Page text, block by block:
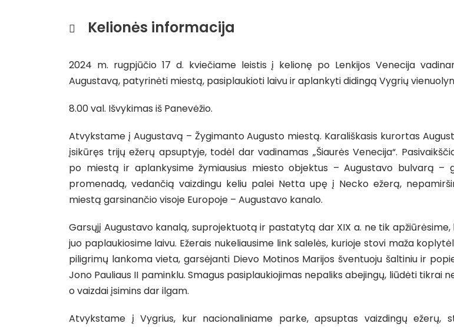
Kelionės informacija
2024 m. rugpjūčio 17 d. kviečiame leistis į kelionę po Lenkijos Venecija
Augustavą, patyrinėti miestą, pasiplaukioti laivu ir aplankyti didingą Vygrių
8.00 val. Išvykimas iš Panevėžio.
Atvykstame į Augustavą – Žygimanto Augusto miestą. Karališkasis kurortas
įsikūręs trijų ežerų apsuptyje, todėl dar vadinamas „Šiaurės Venecija“.
po miestą ir aplankysime žymiausius miesto objektus – Augustavo bulvarą –
promenadą, vedančią vaizdingu keliu palei Netta upę į Necko ežerą,
miestą garsinančio visoje Europoje – Augustavo kanalo.
Garsųjį Augustavo kanalą, suprojektuotą ir pastatytą dar XIX a. ne tik
juo paplaukiosime laivu. Ežerais nukeliausime link salelės, kurioje stovi maža
piligrimų lankoma vieta, garsėjanti Dievo Motinos Marijos šventuoju šaltiniu ir
Jono Pauliaus II paminklu. Smagus pasiplaukiojimas nepaliks abejingų, liūdėti tikrai
o vaizdai įsimins dar ilgam.
Atvykstame į Vygrius, kur nacionaliniame parke, apsuptas vaizdingų ežerų,